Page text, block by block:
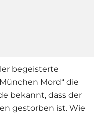
begeisterte
Mord“ die
bekannt, dass der
gestorben ist. Wie